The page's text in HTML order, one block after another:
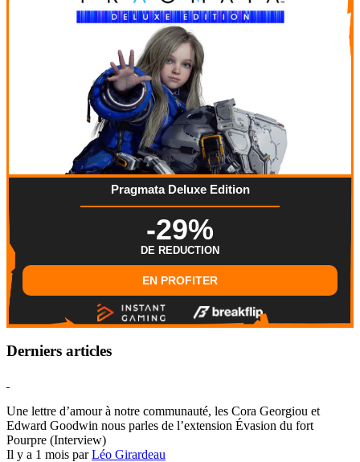
Pragmata Deluxe Edition
-29%
DE REDUCTION
EN PROFITER
Derniers articles
Une lettre d’amour à notre communauté, les Cora Georgiou et
Edward Goodwin nous parles de l’extension Évasion du fort
Pourpre (Interview)
Il y a 1 mois parLéo Girardeau